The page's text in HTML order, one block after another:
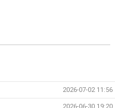
2026-07-02 11:56